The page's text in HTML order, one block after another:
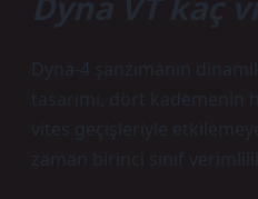
Dyna-4 şanzımanın
tasarımı, dört
vites geçişleriyle
zaman birinci sınıf verimlilik